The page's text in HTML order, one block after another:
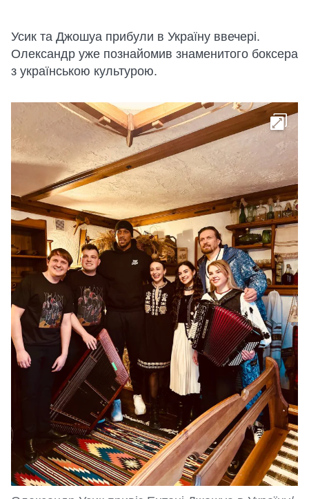
Усик та Джошуа прибули в Україну ввечері.
Олександр уже познайомив знаменитого боксера
з українською культурою.